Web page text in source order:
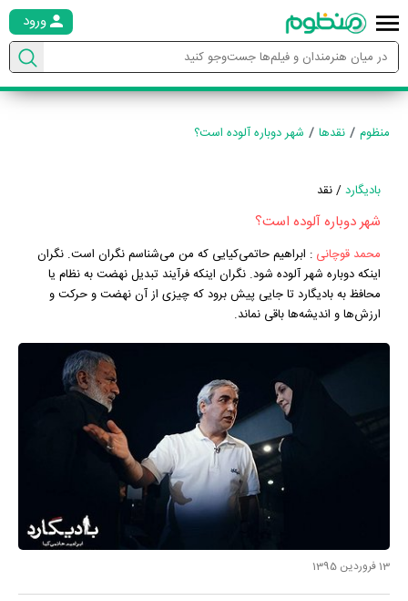
ورود
منظوم نقدها شهر دوباره آلوده است؟
بادیگارد/ نقد
شهر دوباره آلوده است؟
محمد قوچانی : ابراهیم حاتمی‌کیایی که من می‌شناسم نگران است. نگران
اینکه دوباره شهر آلوده شود. نگران اینکه فرآیند تبدیل نهضت به نظام یا
محافظ به بادیگارد تا جایی پیش برود که چیزی از آن نهضت و حرکت و
ارزش‌ها و اندیشه‌ها باقی نماند.
13 فروردین 1395